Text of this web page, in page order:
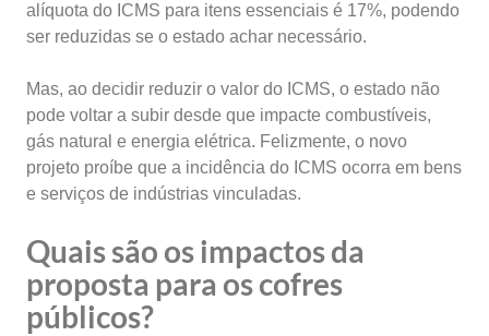
alíquota do ICMS para itens essenciais é 17%, podendo
ser reduzidas se o estado achar necessário.
Mas, ao decidir reduzir o valor do ICMS, o estado não
pode voltar a subir desde que impacte combustíveis,
gás natural e energia elétrica. Felizmente, o novo
projeto proíbe que a incidência do ICMS ocorra em bens
e serviços de indústrias vinculadas.
Quais são os impactos da
proposta para os cofres
públicos?